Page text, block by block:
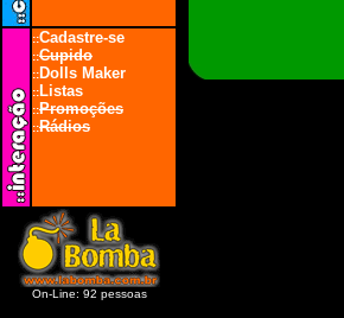
::Cadastre-se
::Cupido
::Dolls Maker
::Listas
::Promoções
::Rádios
On-Line: 92 pessoas